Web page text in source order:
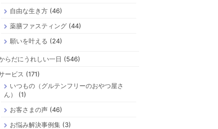
自由な生き方(46)
薬膳ファスティング(44)
願いを叶える (24)
らだにうれしい一日 (546)
ービス (171)
いつもの（グルテンフリーのおやつ屋さ
ん）
(1)
お客さまの声(46)
お悩み解決事例集 (3)